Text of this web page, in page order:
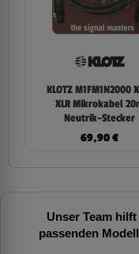
KLOTZ M1FM1N2000
XLR Mikrokabel
Neutrik-Stecker
69,90€
Unser Team
passenden